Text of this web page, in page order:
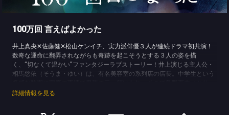
100万回 言えばよかった
井上真央✕佐藤健✕松山ケンイチ、実力派俳優３人が連続ドラマ初共演！
数奇な運命に翻弄されながらも奇跡を起こそうとする３人の姿を描
く、“切なくて温かい”ファンタジーラブストーリー！井上演じる主人公・
相馬悠依（そうま・ゆい）は、有名美容室の系列店の店長。中学生という
の・なおき）と出会う。その後、直木とは別々の道を歩み音信不通だった
詳細情報を見る